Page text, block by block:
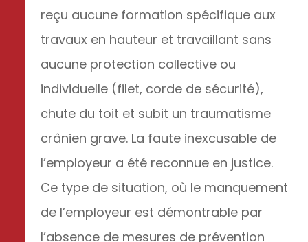
reçu aucune formation spécifique aux
travaux en hauteur et travaillant sans
aucune protection collective ou
individuelle (filet, corde de sécurité),
chute du toit et subit un traumatisme
crânien grave. La faute inexcusable de
l’employeur a été reconnue en justice.
Ce type de situation, où le manquement
de l’employeur est démontrable par
l’absence de mesures de prévention